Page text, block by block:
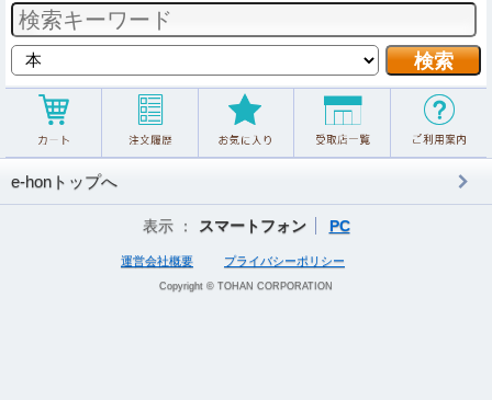
e-honトップへ
表示 ： スマートフォン PC
運営会社概要 プライバシーポリシー
Copyright © TOHAN CORPORATION